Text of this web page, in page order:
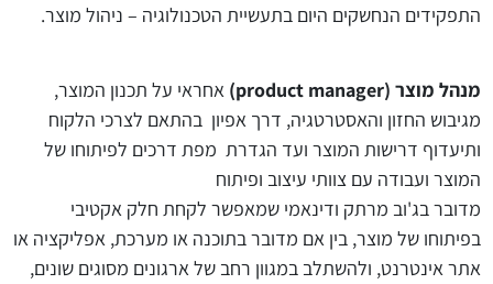
התפקידים הנחשקים היום בתעשיית הטכנולוגיה – ניהול מוצר.
מנהל מוצר (product manager
) אחראי על תכנון המוצר,
מגיבוש החזון והאסטרטגיה, דרך אפיון בהתאם לצרכי הלקוח
ותיעדוף דרישות המוצר ועד הגדרת מפת דרכים לפיתוחו של
המוצר ועבודה עם צוותי עיצוב ופיתוח
מדובר בג'וב מרתק ודינאמי שמאפשר לקחת חלק אקטיבי
בפיתוחו של מוצר, בין אם מדובר בתוכנה או מערכת, אפליקציה או
אתר אינטרנט, ולהשתלב במגוון רחב של ארגונים מסוגים שונים,